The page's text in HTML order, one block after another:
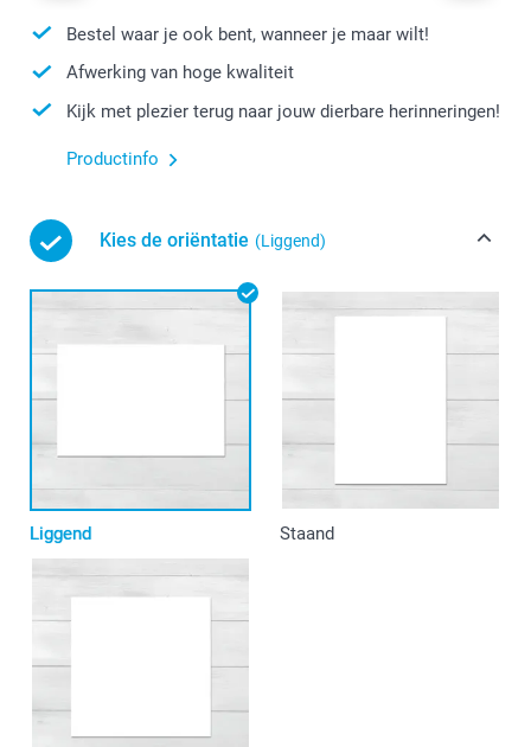
Bestel waar je ook bent, wanneer je maar wilt!
Afwerking van hoge kwaliteit
Kijk met plezier terug naar jouw dierbare herinneringen!
Productinfo
Kies de oriëntatie (Liggend)
Liggend Staand